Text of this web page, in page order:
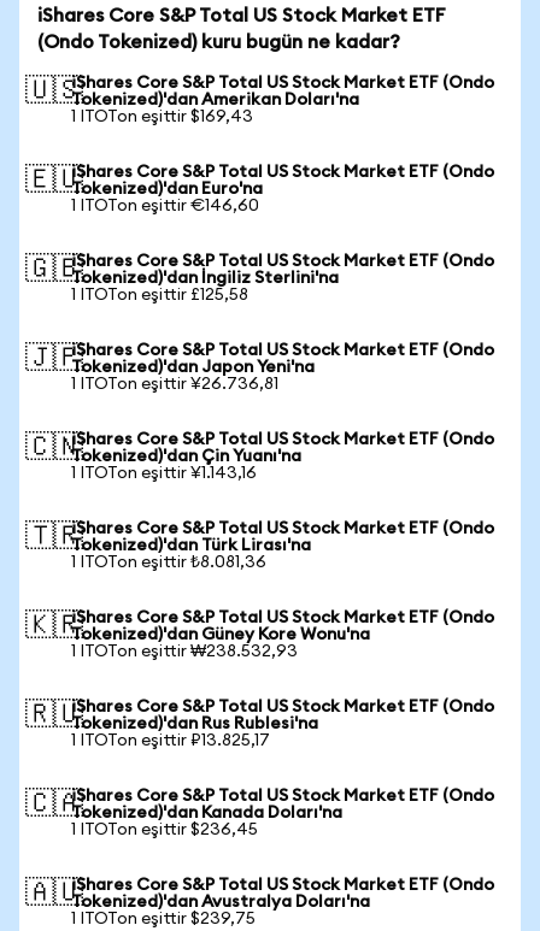
iShares Core S&P Total US Stock Market ETF
(Ondo Tokenized) kuru bugün ne kadar?
🇺🇸iShares Core S&P Total US Stock Market ETF (Ondo
Tokenized)'dan Amerikan Doları'na
1 ITOTon eşittir $169,43
🇪🇺iShares Core S&P Total US Stock Market ETF (Ondo
Tokenized)'dan Euro'na
1 ITOTon eşittir €146,60
🇬🇧iShares Core S&P Total US Stock Market ETF (Ondo
Tokenized)'dan İngiliz Sterlini'na
1 ITOTon eşittir £125,58
🇯🇵iShares Core S&P Total US Stock Market ETF (Ondo
Tokenized)'dan Japon Yeni'na
1 ITOTon eşittir ¥26.736,81
🇨🇳iShares Core S&P Total US Stock Market ETF (Ondo
Tokenized)'dan Çin Yuanı'na
1 ITOTon eşittir ¥1.143,16
🇹🇷iShares Core S&P Total US Stock Market ETF (Ondo
Tokenized)'dan Türk Lirası'na
1 ITOTon eşittir ₺8.081,36
🇰🇷iShares Core S&P Total US Stock Market ETF (Ondo
Tokenized)'dan Güney Kore Wonu'na
1 ITOTon eşittir ₩238.532,93
🇷🇺iShares Core S&P Total US Stock Market ETF (Ondo
Tokenized)'dan Rus Rublesi'na
1 ITOTon eşittir ₽13.825,17
🇨🇦iShares Core S&P Total US Stock Market ETF (Ondo
Tokenized)'dan Kanada Doları'na
1 ITOTon eşittir $236,45
🇦🇺iShares Core S&P Total US Stock Market ETF (Ondo
Tokenized)'dan Avustralya Doları'na
1 ITOTon eşittir $239,75